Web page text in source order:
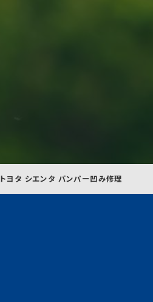
トヨタ シエンタ バンパー凹み修理